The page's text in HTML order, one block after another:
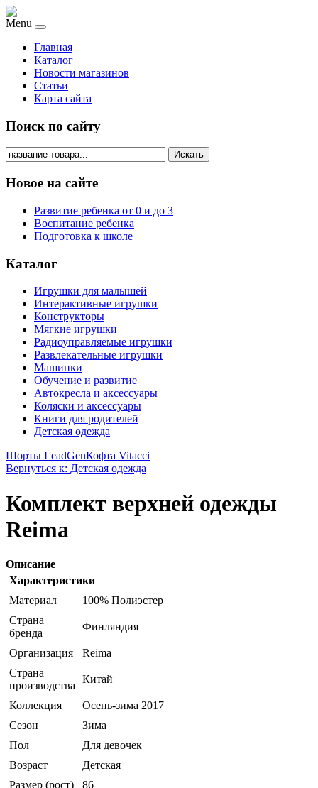
Menu
Главная
Каталог
Новости магазинов
Статьи
Карта сайта
Поиск по сайту
Искать
Новое на сайте
Развитие ребенка от 0 и до 3
Воспитание ребенка
Подготовка к школе
Каталог
Игрушки для малышей
Интерактивные игрушки
Конструкторы
Мягкие игрушки
Радиоуправляемые игрушки
Развлекательные игрушки
Машинки
Обучение и развитие
Автокресла и аксессуары
Коляски и аксессуары
Книги для родителей
Детская одежда
Шорты LeadGenКофта Vitacci
Вернуться к: Детская одежда
Комплект верхней одежды
Reima
Описание
Характеристики
Материал
100% Полиэстер
Страна
бренда
Финляндия
Организация
Reima
Страна
производства
Китай
Коллекция
Осень-зима 2017
Сезон
Зима
Пол
Для девочек
Возраст
Детская
Размер (рост)
86